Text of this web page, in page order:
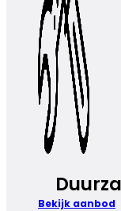
Bekijk aanbod